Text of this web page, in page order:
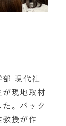
部 現代社
が現地取材
。バック
教授が作